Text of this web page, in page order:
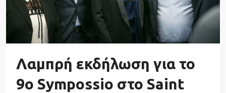
Λαμπρή εκδήλωση για το
9ο Sympossio στο Saint